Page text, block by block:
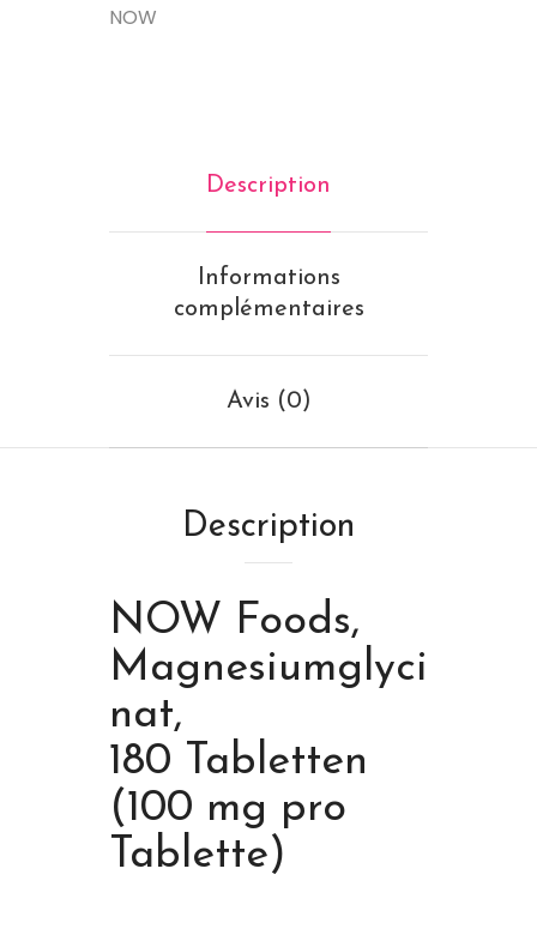
NOW
Description
Informations
complémentaires
Avis (0)
Description
NOW Foods,
Magnesiumglyci
nat,
180 Tabletten
(100 mg pro
Tablette)